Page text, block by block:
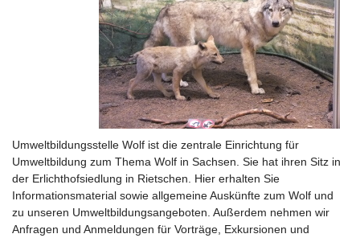
Umweltbildungsstelle Wolf ist die zentrale Einrichtung für
Umweltbildung zum Thema Wolf in Sachsen. Sie hat ihren Sitz in
der Erlichthofsiedlung in Rietschen. Hier erhalten Sie
Informationsmaterial sowie allgemeine Auskünfte zum Wolf und
zu unseren Umweltbildungsangeboten. Außerdem nehmen wir
Anfragen und Anmeldungen für Vorträge, Exkursionen und